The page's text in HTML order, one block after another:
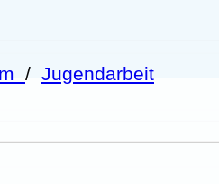
/ Jugendarbeit